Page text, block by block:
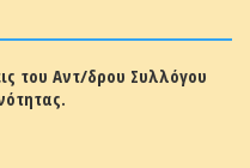
του Αντ/δρου Συλλόγου